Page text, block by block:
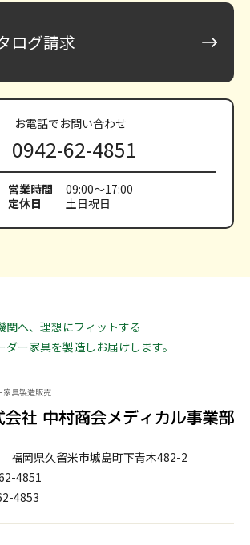
ログ請求
お電話でお問い合わせ
0942-62-4851
営業時間
09:00～17:00
定休日
土日祝日
関へ、理想にフィットする
ダー家具を製造しお届けします。
家具製造販売
福岡県久留米市城島町下青木482-2
4851
4853